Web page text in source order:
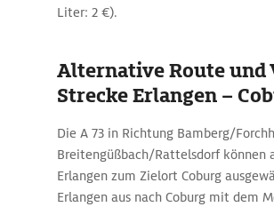
Liter: 2 €).
Alternative Route
Strecke Erlangen –
Die A 73 in Richtung Bamberg/
Breitengüßbach/Rattelsdorf
Erlangen zum Zielort Coburg
Erlangen aus nach Coburg mit dem